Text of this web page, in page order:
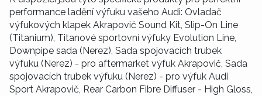
performance ladění výfuku vašeho Audi: Ovladač
výfukových klapek Akrapovič Sound Kit, Slip-On Line
(Titanium), Titanové sportovní výfuky Evolution Line,
Downpipe sada (Nerez), Sada spojovacích trubek
výfuku (Nerez) - pro aftermarket výfuk Akrapovič, Sada
spojovacích trubek výfuku (Nerez) - pro výfuk Audi
Sport Akrapovič, Rear Carbon Fibre Diffuser - High Gloss,